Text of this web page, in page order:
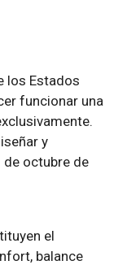
los Estados
funcionar una
y
de octubre de
el
balance